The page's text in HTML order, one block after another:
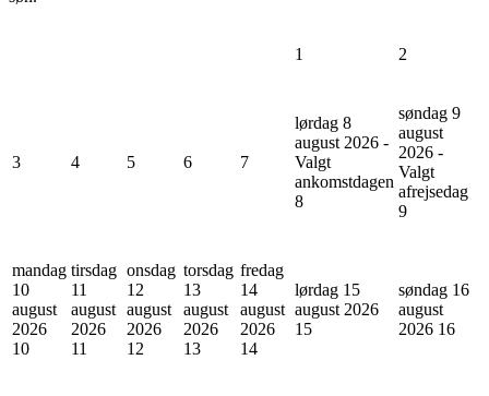
1 2
3 4 5 6 7
lørdag 8
august 2026 -
Valgt
ankomstdagen
8
søndag 9
august
2026 -
Valgt
afrejsedag
9
mandag
10
august
2026
10
tirsdag
11
august
2026
11
onsdag
12
august
2026
12
torsdag
13
august
2026
13
fredag
14
august
2026
14
lørdag 15
august 2026
15
søndag 16
august
2026 16